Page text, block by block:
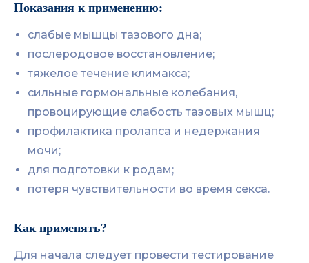
Показания к применению:
слабые мышцы тазового дна;
послеродовое восстановление;
тяжелое течение климакса;
сильные гормональные колебания,
провоцирующие слабость тазовых мышц;
профилактика пролапса и недержания
мочи;
для подготовки к родам;
потеря чувствительности во время секса.
Как применять?
Для начала следует провести тестирование